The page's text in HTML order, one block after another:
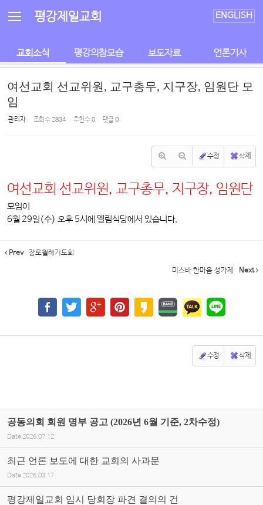
평강제일교회 ENGLISH
교회소식 평강의참모습 보도자료 언론기사
여선교회 선교위원, 교구총무, 지구장, 임원단 모
임
관리자 조회 수2834 추천 수0 댓글0
수정 삭제
여선교회 선교위원, 교구총무, 지구장, 임원단
모임이
6월 29일(수) 오후 5시에 엘림식당에서 있습니다.
Prev 장로월례기도회
미스바 한마음 성가제 Next
수정 삭제
공동의회 회원 명부 공고 (2026년 6월 기준, 2차수정)
Date 2026.07.12
최근 언론 보도에 대한 교회의 사과문
Date 2026.03.17
평강제일교회 임시 당회장 파견 결의의 건